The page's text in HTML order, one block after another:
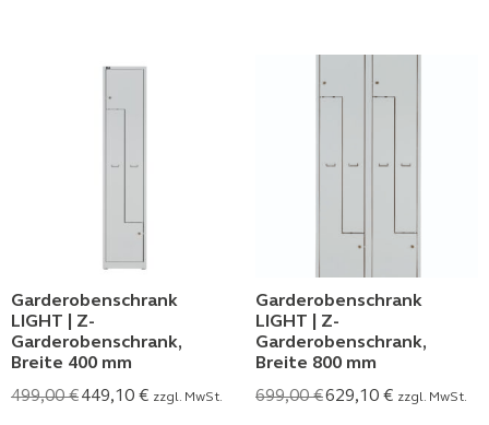
Garderobenschrank
LIGHT | Z-
Garderobenschrank,
Breite 400 mm
499,00€449,10 € zzgl. MwSt.
Garderobenschrank
LIGHT | Z-
Garderobenschrank,
Breite 800 mm
699,00€629,10 € zzgl. MwSt.